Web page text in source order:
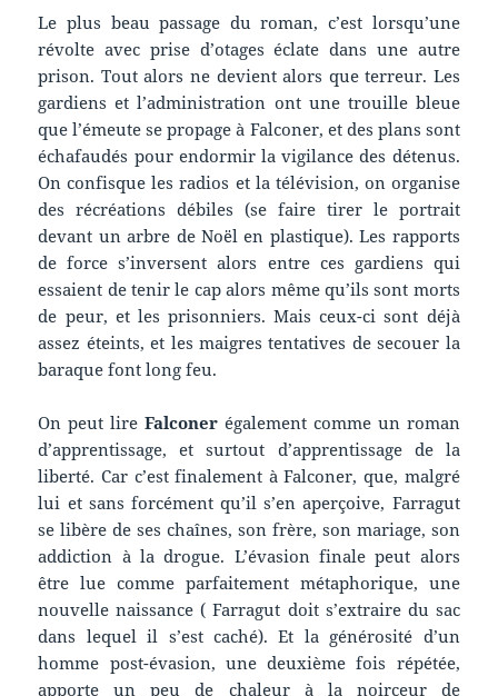
Le plus beau passage du roman, c’est lorsqu’une
révolte avec prise d’otages éclate dans une autre
prison. Tout alors ne devient alors que terreur. Les
gardiens et l’administration ont une trouille bleue
que l’émeute se propage à Falconer, et des plans sont
échafaudés pour endormir la vigilance des détenus.
On confisque les radios et la télévision, on organise
des récréations débiles (se faire tirer le portrait
devant un arbre de Noël en plastique). Les rapports
de force s’inversent alors entre ces gardiens qui
essaient de tenir le cap alors même qu’ils sont morts
de peur, et les prisonniers. Mais ceux-ci sont déjà
assez éteints, et les maigres tentatives de secouer la
baraque font long feu.
On peut lireFalconer également comme un roman
d’apprentissage, et surtout d’apprentissage de la
liberté. Car c’est finalement à Falconer, que, malgré
lui et sans forcément qu’il s’en aperçoive, Farragut
se libère de ses chaînes, son frère, son mariage, son
addiction à la drogue. L’évasion finale peut alors
être lue comme parfaitement métaphorique, une
nouvelle naissance ( Farragut doit s’extraire du sac
dans lequel il s’est caché). Et la générosité d’un
homme post-évasion, une deuxième fois répétée,
apporte un peu de chaleur à la noirceur de